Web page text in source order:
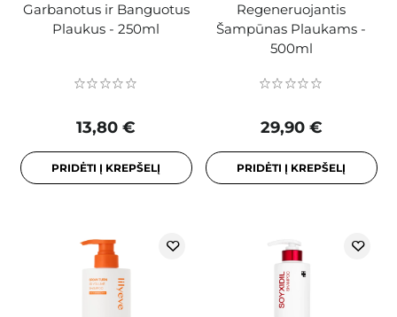
Garbanotus ir Banguotus
Plaukus - 250ml
13,80 €
PRIDĖTI Į KREPŠELĮ
Regeneruojantis
Šampūnas Plaukams -
500ml
29,90 €
PRIDĖTI Į KREPŠELĮ